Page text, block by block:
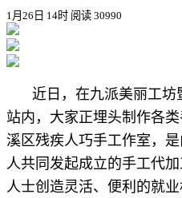
1月26日 14时 阅读 30990
近日，在九派美丽工
站内，大家正埋头制作各
溪区残疾人巧手工作室，
人共同发起成立的手工代
人士创造灵活、便利的就